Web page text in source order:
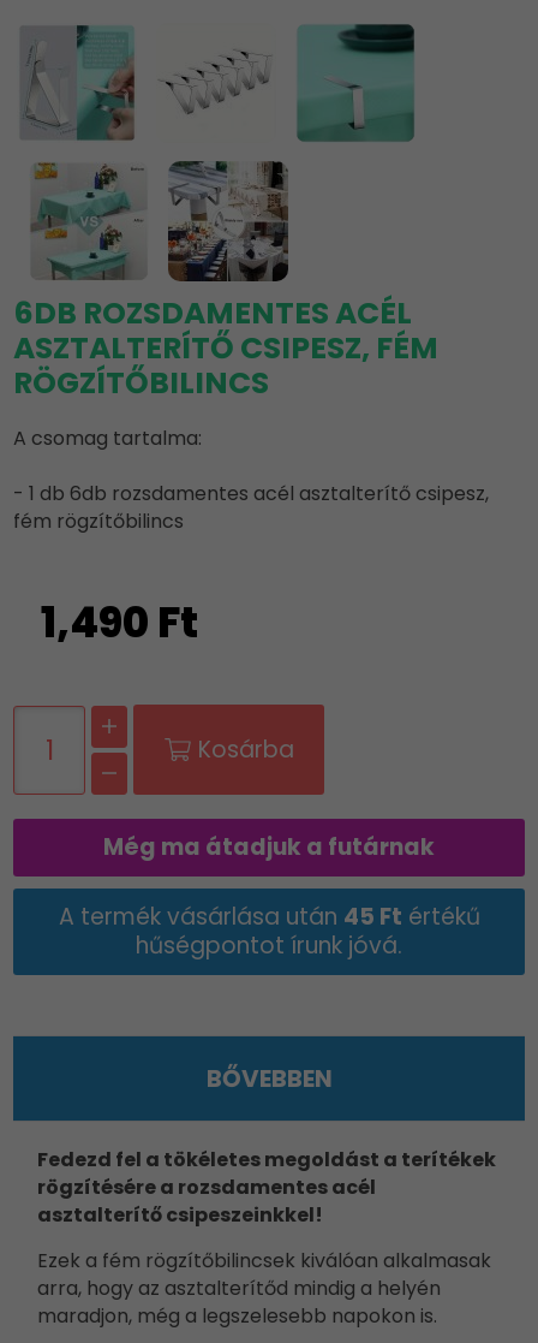
6DB ROZSDAMENTES ACÉL
ASZTALTERÍTŐ CSIPESZ, FÉM
RÖGZÍTŐBILINCS
A csomag tartalma:
- 1 db 6db rozsdamentes acél asztalterítő csipesz,
fém rögzítőbilincs
1,490 Ft
Kosárba
Még ma átadjuk a futárnak
A termék vásárlása után 45 Ft értékű
hűségpontot írunk jóvá.
BŐVEBBEN
Fedezd fel a tökéletes megoldást a terítékek
rögzítésére a rozsdamentes acél
asztalterítő csipeszeinkkel!
Ezek a fém rögzítőbilincsek kiválóan alkalmasak
arra, hogy az asztalterítőd mindig a helyén
maradjon, még a legszelesebb napokon is.